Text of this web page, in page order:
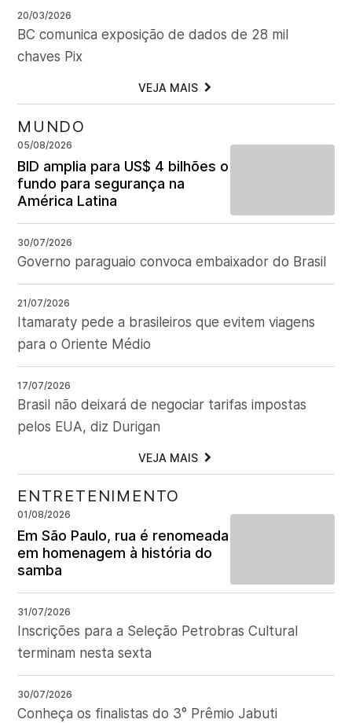
20/03/2026
BC comunica exposição de dados de 28 mil
chaves Pix
VEJA MAIS
MUNDO
05/08/2026
BID amplia para US$ 4 bilhões o
fundo para segurança na
América Latina
30/07/2026
Governo paraguaio convoca embaixador do Brasil
21/07/2026
Itamaraty pede a brasileiros que evitem viagens
para o Oriente Médio
17/07/2026
Brasil não deixará de negociar tarifas impostas
pelos EUA, diz Durigan
VEJA MAIS
ENTRETENIMENTO
01/08/2026
Em São Paulo, rua é renomeada
em homenagem à história do
samba
31/07/2026
Inscrições para a Seleção Petrobras Cultural
terminam nesta sexta
30/07/2026
Conheça os finalistas do 3° Prêmio Jabuti